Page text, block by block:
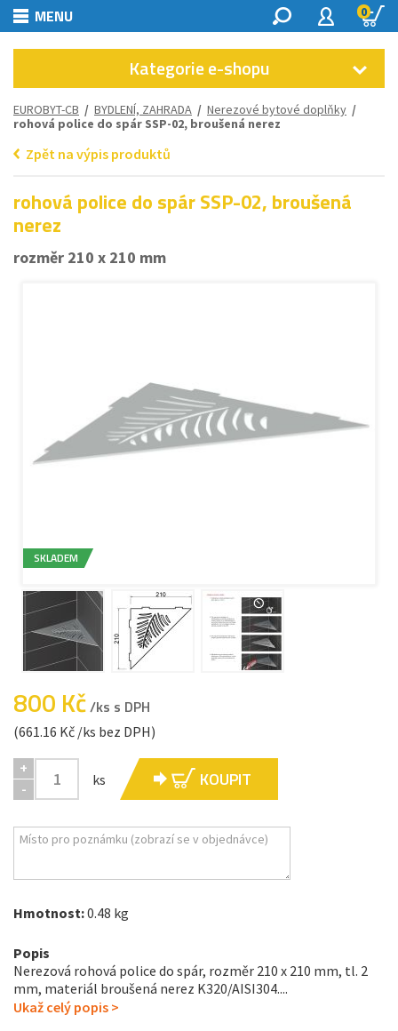
MENU 0
Kategorie e-shopu
EUROBYT-CB / BYDLENÍ, ZAHRADA / Nerezové bytové doplňky /
rohová police do spár SSP-02, broušená nerez
Zpět na výpis produktů
rohová police do spár SSP-02, broušená
nerez
rozměr 210 x 210 mm
SKLADEM
800 Kč/ks s DPH
(661.16 Kč /ks bez DPH)
+
-
ks KOUPIT
Hmotnost:0.48 kg
Popis
Nerezová rohová police do spár, rozměr 210 x 210 mm, tl. 2
mm, materiál broušená nerez K320/AISI304....
Ukaž celý popis >